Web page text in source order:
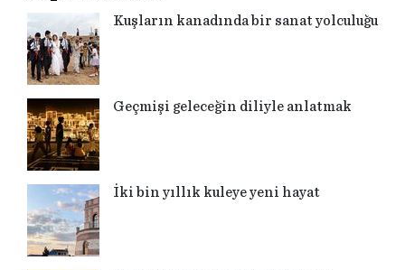
Kuşların kanadında bir sanat yolculuğu
Geçmişi geleceğin diliyle anlatmak
İki bin yıllık kuleye yeni hayat